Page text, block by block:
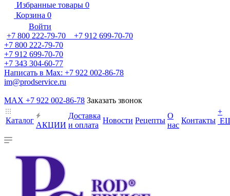
Избранные товары 0
Корзина 0
Войти
+7 800 222-79-70 +7 912 699-70-70
+7 800 222-79-70
+7 912 699-70-70
+7 343 304-60-77
Написать в Max: +7 922 002-86-78
im@prodservice.ru
MAX +7 922 002-86-78 Заказать звонок
Каталог
АКЦИИ
Доставка
и оплата
Новости Рецепты
О
нас
Контакты
+